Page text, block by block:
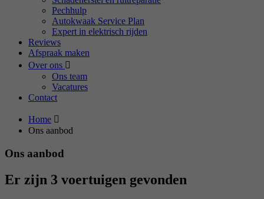
Pechhulp
Autokwaak Service Plan
Expert in elektrisch rijden
Reviews
Afspraak maken
Over ons
Ons team
Vacatures
Contact
Home
Ons aanbod
Ons aanbod
Er zijn 3 voertuigen gevonden